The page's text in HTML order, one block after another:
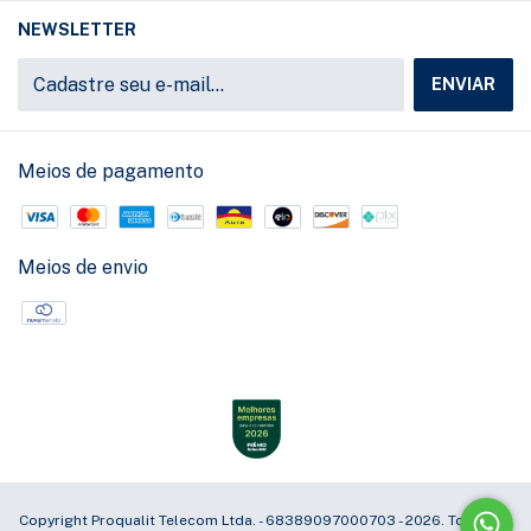
NEWSLETTER
Meios de pagamento
Meios de envio
Copyright Proqualit Telecom Ltda. - 68389097000703 - 2026. Todos os